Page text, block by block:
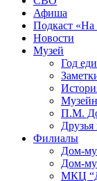
Афиша
Подкаст
Новости
Музей
Год
П.М.
Филиалы
Дом-
Дом-
МКЦ